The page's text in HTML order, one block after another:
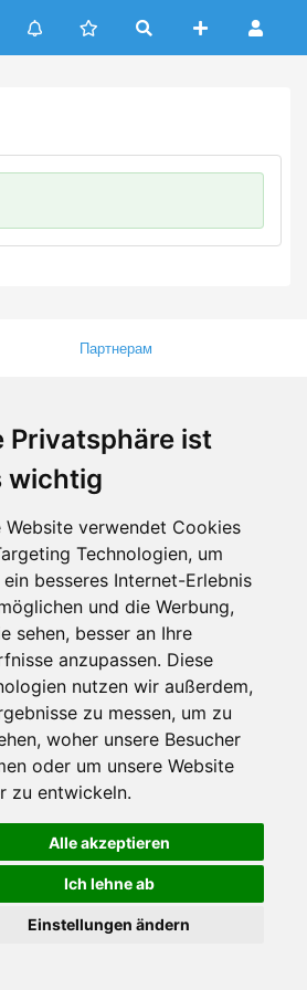
Privatsphäre ist
wichtig
Website verwendet Cookies
Technologien, um
ein besseres Internet-Erlebnis
und die Werbung,
sehen, besser an Ihre
anzupassen. Diese
nutzen wir außerdem,
zu messen, um zu
woher unsere Besucher
oder um unsere Website
zu entwickeln.
Alle akzeptieren
Ich lehne ab
Einstellungen ändern
чтобы Вы могли использовать весь функционал
Вы сможете узнать подробности и, при желании,
Продолжая пользоваться сайтом, Вы
Партнерам
Медиа
Facebook
Twitter
YouTube
Google+
© Copyright 2026